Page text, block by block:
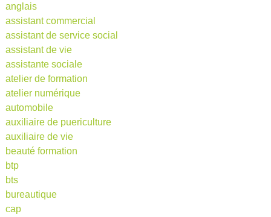
anglais
assistant commercial
assistant de service social
assistant de vie
assistante sociale
atelier de formation
atelier numérique
automobile
auxiliaire de puericulture
auxiliaire de vie
beauté formation
btp
bts
bureautique
cap